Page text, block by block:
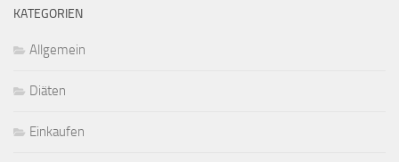
KATEGORIEN
Allgemein
Diäten
Einkaufen